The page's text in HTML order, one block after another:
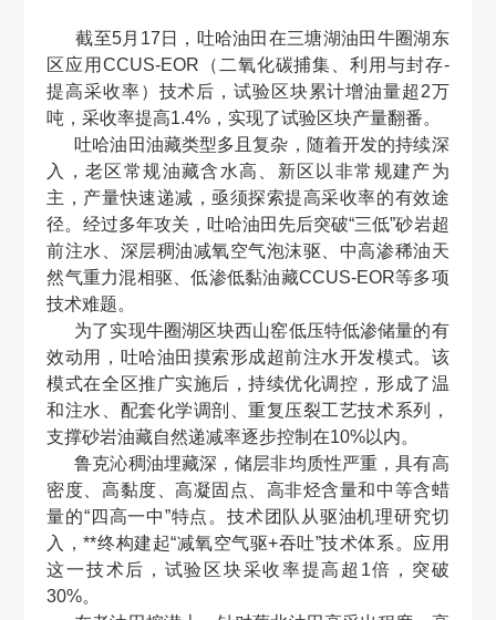
截至5月17日，吐哈油田在三塘湖油田牛圈湖东
区应用CCUS-EOR（二氧化碳捕集、利用与封存-
提高采收率）技术后，试验区块累计增油量超2万
吨，采收率提高1.4%，实现了试验区块产量翻番。
吐哈油田油藏类型多且复杂，随着开发的持续深
入，老区常规油藏含水高、新区以非常规建产为
主，产量快速递减，亟须探索提高采收率的有效途
径。经过多年攻关，吐哈油田先后突破“三低”砂岩超
前注水、深层稠油减氧空气泡沫驱、中高渗稀油天
然气重力混相驱、低渗低黏油藏CCUS-EOR等多项
技术难题。
为了实现牛圈湖区块西山窑低压特低渗储量的有
效动用，吐哈油田摸索形成超前注水开发模式。该
模式在全区推广实施后，持续优化调控，形成了温
和注水、配套化学调剖、重复压裂工艺技术系列，
支撑砂岩油藏自然递减率逐步控制在10%以内。
鲁克沁稠油埋藏深，储层非均质性严重，具有高
密度、高黏度、高凝固点、高非烃含量和中等含蜡
量的“四高一中”特点。技术团队从驱油机理研究切
入，**终构建起“减氧空气驱+吞吐”技术体系。应用
这一技术后，试验区块采收率提高超1倍，突破
30%。